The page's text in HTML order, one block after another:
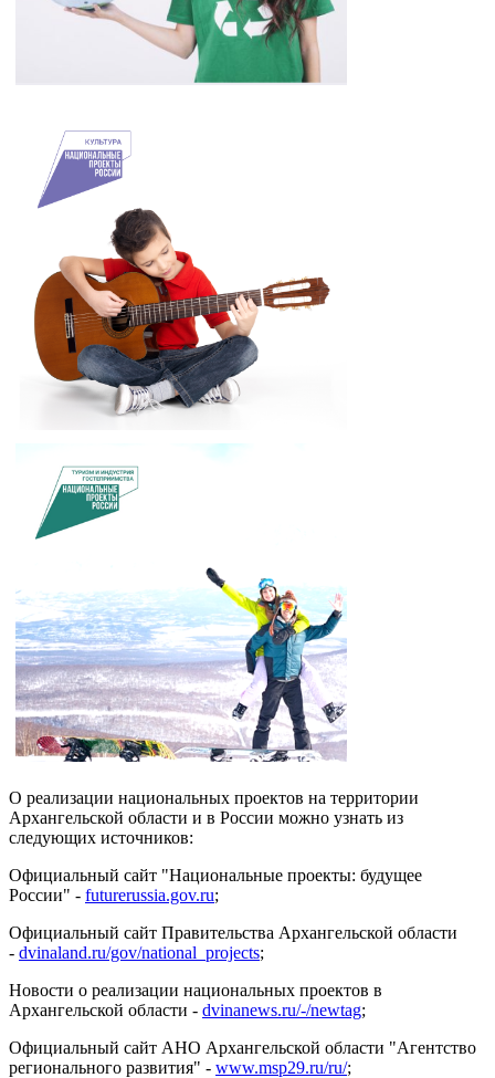
О реализации национальных проектов на территории
Архангельской области и в России можно узнать из
следующих источников:
Официальный сайт "Национальные проекты: будущее
России" - futurerussia.gov.ru;
Официальный сайт Правительства Архангельской области
- dvinaland.ru/gov/national_projects;
Новости о реализации национальных проектов в
Архангельской области - dvinanews.ru/-/newtag;
Официальный сайт АНО Архангельской области "Агентство
регионального развития" - www.msp29.ru/ru/;